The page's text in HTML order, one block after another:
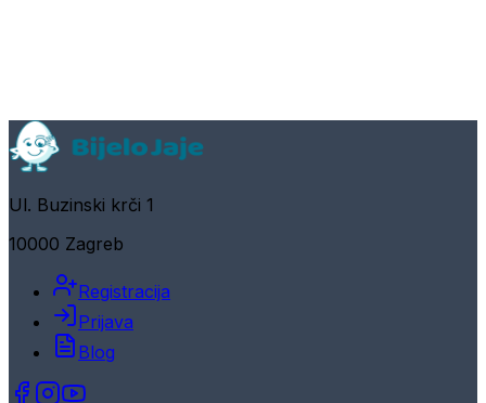
Ul. Buzinski krči 1
10000 Zagreb
Registracija
Prijava
Blog